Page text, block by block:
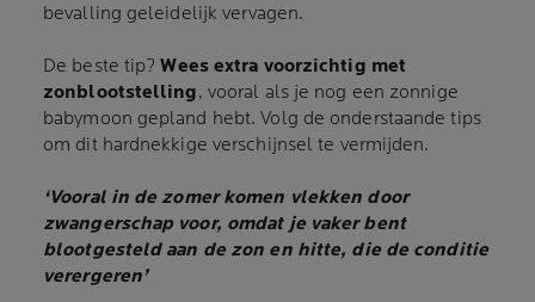
bevalling geleidelijk vervagen.
De beste tip?Wees extra voorzichtig met
zonblootstelling, vooral als je nog een zonnige
babymoon gepland hebt. Volg de onderstaande tips
om dit hardnekkige verschijnsel te vermijden.
‘Vooral in de zomer komen vlekken door
zwangerschap voor, omdat je vaker bent
blootgesteld aan de zon en hitte, die de conditie
verergeren’